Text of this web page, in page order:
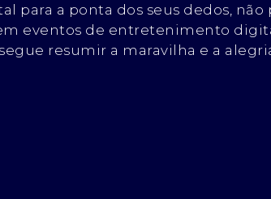
para a ponta dos seus dedos,
eventos de entretenimento
resumir a maravilha e a